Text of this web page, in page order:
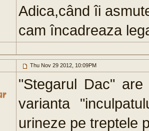
Adica,când îi
cam încadreaza
Thu Nov 29 2012, 10:09PM
"Stegarul Dac"
varianta
urineze pe treptele